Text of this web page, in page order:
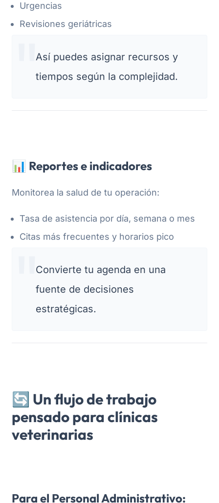
Urgencias
Revisiones geriátricas
Así puedes asignar recursos y
tiempos según la complejidad.
📊 Reportes e indicadores
Monitorea la salud de tu operación:
Tasa de asistencia por día, semana o mes
Citas más frecuentes y horarios pico
Convierte tu agenda en una
fuente de decisiones
estratégicas.
🔄 Un flujo de trabajo
pensado para clínicas
veterinarias
Para el Personal Administrativo: